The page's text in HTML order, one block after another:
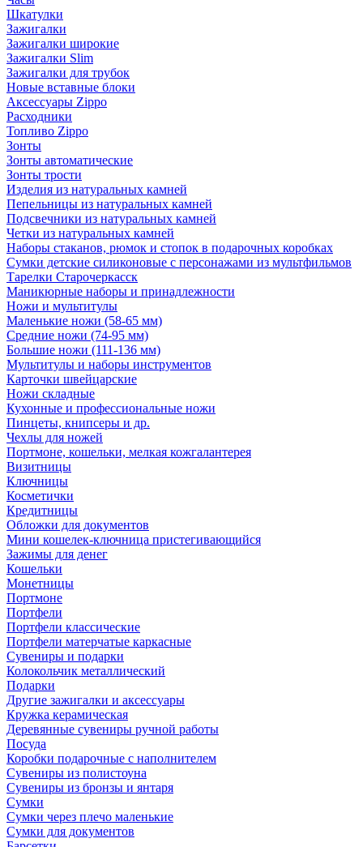
Шкатулки
Зажигалки
Зажигалки широкие
Зажигалки Slim
Зажигалки для трубок
Новые вставные блоки
Аксессуары Zippo
Расходники
Топливо Zippo
Зонты
Зонты автоматические
Зонты трости
Изделия из натуральных камней
Пепельницы из натуральных камней
Подсвечники из натуральных камней
Четки из натуральных камней
Наборы стаканов, рюмок и стопок в подарочных коробках
Сумки детские силиконовые с персонажами из мультфильмов
Тарелки Старочеркасск
Маникюрные наборы и принадлежности
Ножи и мультитулы
Маленькие ножи (58-65 мм)
Средние ножи (74-95 мм)
Большие ножи (111-136 мм)
Мультитулы и наборы инструментов
Карточки швейцарские
Ножи складные
Кухонные и профессиональные ножи
Пинцеты, книпсеры и др.
Чехлы для ножей
Портмоне, кошельки, мелкая кожгалантерея
Визитницы
Ключницы
Косметички
Кредитницы
Обложки для документов
Мини кошелек-ключница пристегивающийся
Зажимы для денег
Кошельки
Монетницы
Портмоне
Портфели
Портфели классические
Портфели матерчатые каркасные
Сувениры и подарки
Колокольчик металлический
Подарки
Другие зажигалки и аксессуары
Кружка керамическая
Деревянные сувениры ручной работы
Посуда
Коробки подарочные с наполнителем
Сувениры из полистоуна
Сувениры из бронзы и янтаря
Сумки
Сумки через плечо маленькие
Сумки для документов